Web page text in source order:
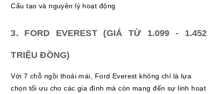
Cấu tạo và nguyên lý hoạt động
3. FORD EVEREST (GIÁ TỪ 1.099 - 1.452
TRIỆU ĐỒNG)
Với 7 chỗ ngồi thoải mái, Ford Everest không chỉ là lựa
chọn tối ưu cho các gia đình mà còn mang đến sự linh hoạt